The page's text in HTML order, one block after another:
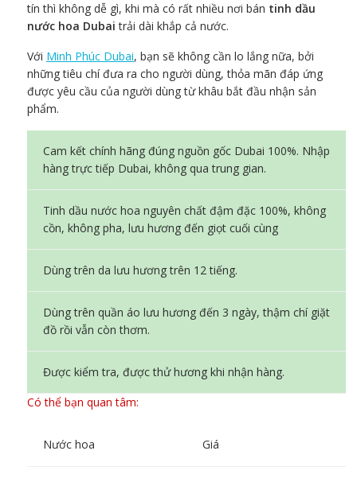
tín thì không dễ gì, khi mà có rất nhiều nơi bán tinh dầu
nước hoa Dubai trải dài khắp cả nước.
Với Minh Phúc Dubai, bạn sẽ không cần lo lắng nữa, bởi
những tiêu chí đưa ra cho người dùng, thỏa mãn đáp ứng
được yêu cầu của người dùng từ khâu bắt đầu nhận sản
phẩm.
Cam kết chính hãng đúng nguồn gốc Dubai 100%. Nhập
hàng trực tiếp Dubai, không qua trung gian.
Tinh dầu nước hoa nguyên chất đậm đặc 100%, không
cồn, không pha, lưu hương đến giọt cuối cùng
Dùng trên da lưu hương trên 12 tiếng.
Dùng trên quần áo lưu hương đến 3 ngày, thậm chí giặt
đồ rồi vẫn còn thơm.
Được kiểm tra, được thử hương khi nhận hàng.
Có thể bạn quan tâm:
Nước hoa Giá